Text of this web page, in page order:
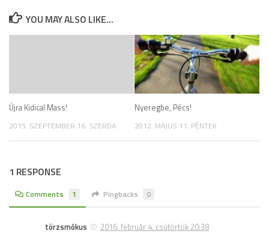
YOU MAY ALSO LIKE...
Újra Kidical Mass!
2015. SZEPTEMBER 16. SZERDA
Nyeregbe, Pécs!
2012. MÁJUS 11. PÉNTEK
1 RESPONSE
Comments 1 Pingbacks 0
törzsmókus
2016. február 4. csütörtök 20:38